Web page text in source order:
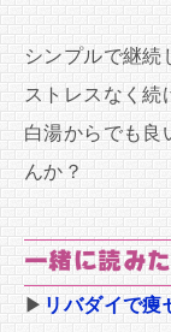
シンプルで継続
ストレスなく続
白湯からでも良
んか？
一緒に読み
▶ リバダイで痩